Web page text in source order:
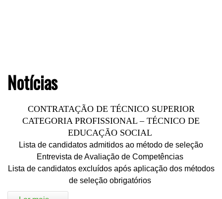
Notícias
CONTRATAÇÃO DE TÉCNICO SUPERIOR
CATEGORIA PROFISSIONAL – TÉCNICO DE
EDUCAÇÃO SOCIAL
Lista de candidatos admitidos ao método de seleção
Entrevista de Avaliação de Competências
Lista de candidatos excluídos após aplicação dos métodos
de seleção obrigatórios